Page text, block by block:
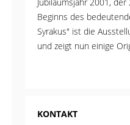
Beginns des
Syrakus" ist die
und zeigt nun einige
KONTAKT